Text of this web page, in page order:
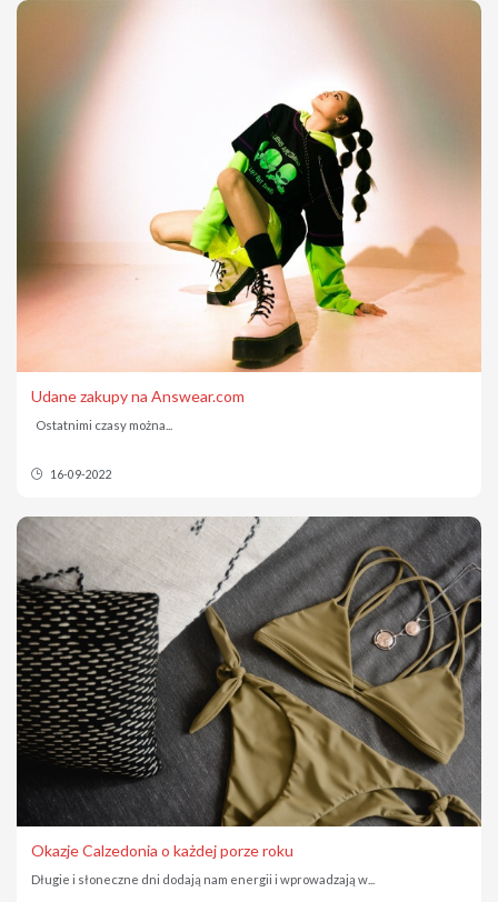
Udane zakupy na Answear.com
Ostatnimi czasy można...
16-09-2022
Okazje Calzedonia o każdej porze roku
Długie i słoneczne dni dodają nam energii i wprowadzają w...